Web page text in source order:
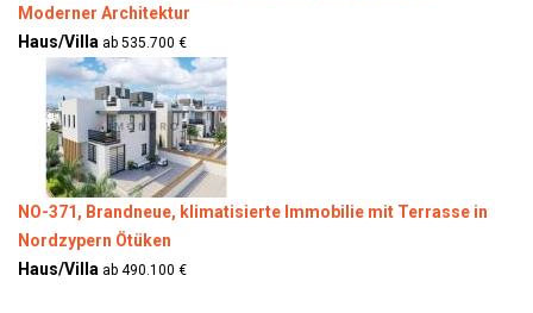
Moderner Architektur
Haus/Villa ab 535.700 €
NO-371, Brandneue, klimatisierte Immobilie mit Terrasse in
Nordzypern Ötüken
Haus/Villa ab 490.100 €